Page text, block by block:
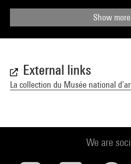
Show more
External links
La collection du Musée national
We are